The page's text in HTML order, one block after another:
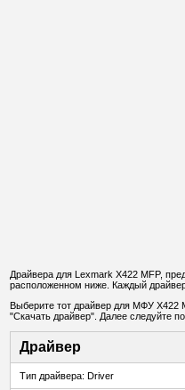
Драйвера для Lexmark X422 MFP,
расположенном ниже. Каждый
Выберите тот драйвер для МФУ X422
"Скачать драйвер". Далее следуйте
Драйвер
Тип драйвера: Driver